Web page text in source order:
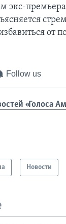
экс-
от
Follow us
«Голоса
Новости